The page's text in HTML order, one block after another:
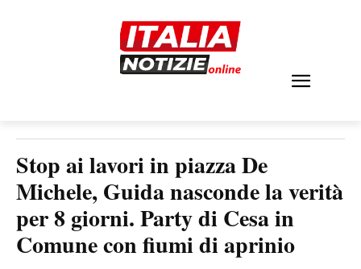
Stop ai lavori in piazza De
Michele, Guida nasconde la verità
per 8 giorni. Party di Cesa in
Comune con fiumi di aprinio